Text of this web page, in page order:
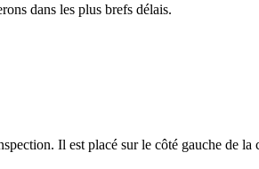
dans les plus brefs délais.
Il est placé sur le côté gauche de la